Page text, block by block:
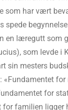
som har vært
spede
en læregutt som
som levde i
sin mesters
«Fundamentet for
for
familien ligger